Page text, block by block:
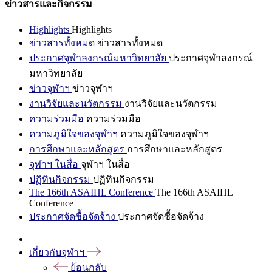
ข่าวสารและกิจกรรม
Highlights Highlights
ข่าวสารทั้งหมด ข่าวสารทั้งหมด
ประกาศจุฬาลงกรณ์มหาวิทยาลัย ประกาศจุฬาลงกรณ์
มหาวิทยาลัย
ข่าวจุฬาฯ ข่าวจุฬาฯ
งานวิจัยและนวัตกรรม งานวิจัยและนวัตกรรม
ความร่วมมือ ความร่วมมือ
ความภูมิใจของจุฬาฯ ความภูมิใจของจุฬาฯ
การศึกษาและหลักสูตร การศึกษาและหลักสูตร
จุฬาฯ ในสื่อ จุฬาฯ ในสื่อ
ปฏิทินกิจกรรม ปฏิทินกิจกรรม
The 166th ASAIHL Conference The 166th ASAIHL
Conference
ประกาศจัดซื้อจัดจ้าง ประกาศจัดซื้อจัดจ้าง
เกี่ยวกับจุฬาฯ
ย้อนกลับ